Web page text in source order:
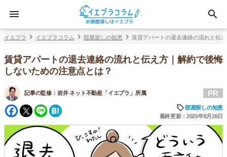
イエプラ イエプラコラム 部屋探しの知恵 賃貸アパートの退去連絡の流れと伝
賃貸アパートの退去連絡の流れと伝え方｜解約で後悔
しないための注意点とは？
記事の監修： 岩井 ネット不動産「イエプラ」所属
Facebook
Twitter
Line
PR
部屋探しの知恵
最終更新：2025年8月26日